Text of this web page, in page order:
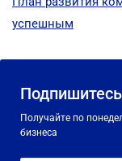
успешным
Получайте по
бизнеса